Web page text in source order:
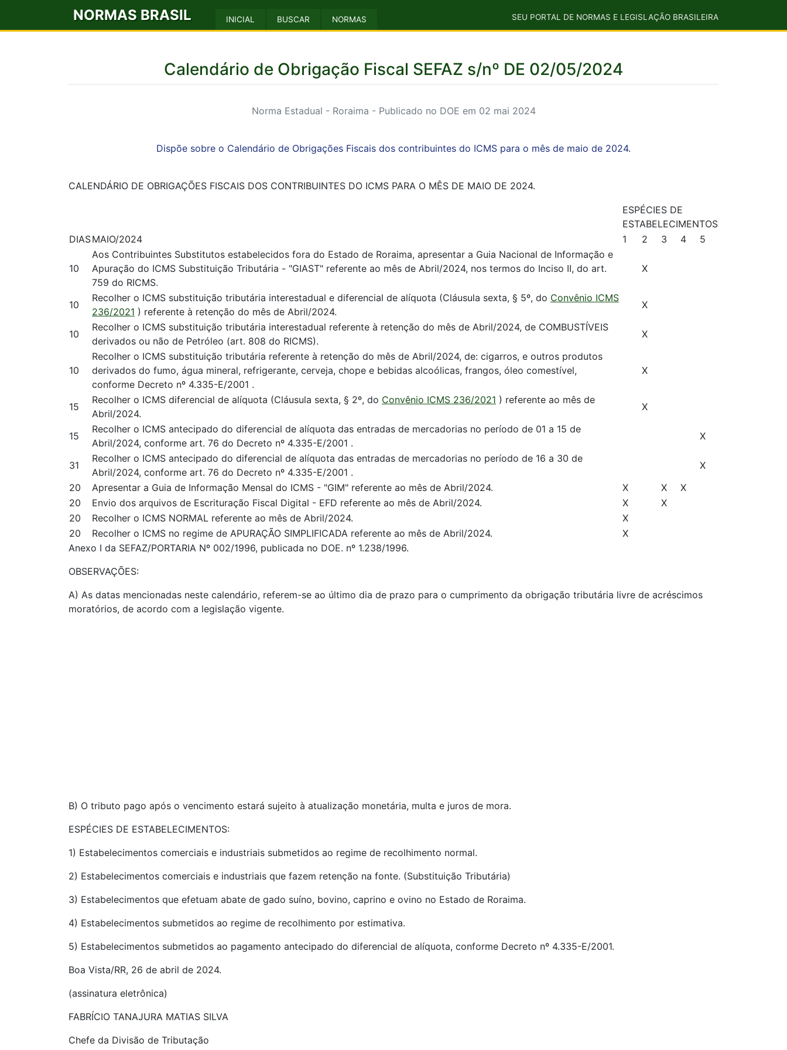
NORMAS BRASIL INICIAL BUSCAR NORMAS SEU PORTAL DE NORMAS E LEGISLAÇÃO BRASILEIRA
Calendário de Obrigação Fiscal SEFAZ s/nº DE 02/05/2024
Norma Estadual - Roraima - Publicado no DOE em 02 mai 2024
Dispõe sobre o Calendário de Obrigações Fiscais dos contribuintes do ICMS para o mês de maio de 2024.
CALENDÁRIO DE OBRIGAÇÕES FISCAIS DOS CONTRIBUINTES DO ICMS PARA O MÊS DE MAIO DE 2024.
ESPÉCIES DE
ESTABELECIMENTOS
DIASMAIO/2024 1 2 3 4 5
10
Aos Contribuintes Substitutos estabelecidos fora do Estado de Roraima, apresentar a Guia Nacional de Informação e
Apuração do ICMS Substituição Tributária - "GIAST" referente ao mês de Abril/2024, nos termos do Inciso II, do art.
759 do RICMS.
X
10
Recolher o ICMS substituição tributária interestadual e diferencial de alíquota (Cláusula sexta, § 5º, do Convênio ICMS
236/2021 ) referente à retenção do mês de Abril/2024.
X
10
Recolher o ICMS substituição tributária interestadual referente à retenção do mês de Abril/2024, de COMBUSTÍVEIS
derivados ou não de Petróleo (art. 808 do RICMS).
X
10
Recolher o ICMS substituição tributária referente à retenção do mês de Abril/2024, de: cigarros, e outros produtos
derivados do fumo, água mineral, refrigerante, cerveja, chope e bebidas alcoólicas, frangos, óleo comestível,
conforme Decreto nº 4.335-E/2001 .
X
15
Recolher o ICMS diferencial de alíquota (Cláusula sexta, § 2º, do Convênio ICMS 236/2021 ) referente ao mês de
Abril/2024.
X
15
Recolher o ICMS antecipado do diferencial de alíquota das entradas de mercadorias no período de 01 a 15 de
Abril/2024, conforme art. 76 do Decreto nº 4.335-E/2001 .
X
31
Recolher o ICMS antecipado do diferencial de alíquota das entradas de mercadorias no período de 16 a 30 de
Abril/2024, conforme art. 76 do Decreto nº 4.335-E/2001 .
X
20
Apresentar a Guia de Informação Mensal do ICMS - "GIM" referente ao mês de Abril/2024. X X
X
20
Envio dos arquivos de Escrituração Fiscal Digital - EFD referente ao mês de Abril/2024. X
X
20
Recolher o ICMS NORMAL referente ao mês de Abril/2024.
X
20
Recolher o ICMS no regime de APURAÇÃO SIMPLIFICADA referente ao mês de Abril/2024.
X
Anexo I da SEFAZ/PORTARIA Nº 002/1996, publicada no DOE. nº 1.238/1996.
OBSERVAÇÕES:
A) As datas mencionadas neste calendário, referem-se ao último dia de prazo para o cumprimento da obrigação tributária livre de acréscimos
moratórios, de acordo com a legislação vigente.
B) O tributo pago após o vencimento estará sujeito à atualização monetária, multa e juros de mora.
ESPÉCIES DE ESTABELECIMENTOS:
1) Estabelecimentos comerciais e industriais submetidos ao regime de recolhimento normal.
2) Estabelecimentos comerciais e industriais que fazem retenção na fonte. (Substituição Tributária)
3) Estabelecimentos que efetuam abate de gado suíno, bovino, caprino e ovino no Estado de Roraima.
4) Estabelecimentos submetidos ao regime de recolhimento por estimativa.
5) Estabelecimentos submetidos ao pagamento antecipado do diferencial de alíquota, conforme Decreto nº 4.335-E/2001.
Boa Vista/RR, 26 de abril de 2024.
(assinatura eletrônica)
FABRÍCIO TANAJURA MATIAS SILVA
Chefe da Divisão de Tributação